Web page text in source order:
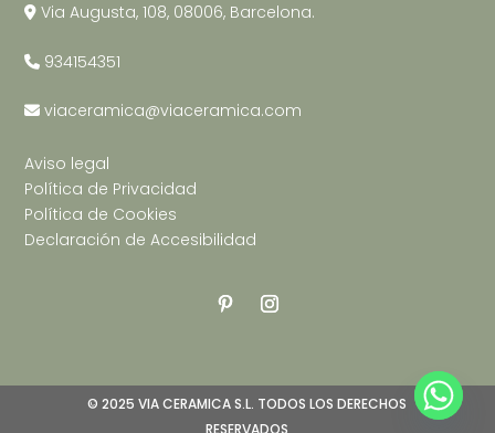
Via Augusta, 108, 08006, Barcelona.
934154351
viaceramica@viaceramica.com
Aviso legal
Política de Privacidad
Política de Cookies
Declaración de Accesibilidad
© 2025 VIA CERAMICA S.L. TODOS LOS DERECHOS